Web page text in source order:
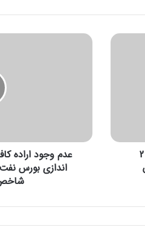
تخصیص 1000 میلیارد ریال برای ایجاد 2
ع
ر
ا
عدم وجود اراده
اندازی بورس